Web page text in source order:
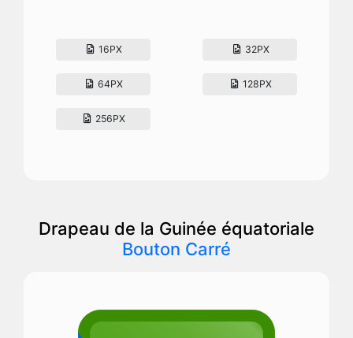
16PX 32PX
64PX 128PX
256PX
Drapeau de la Guinée équatoriale
Bouton Carré